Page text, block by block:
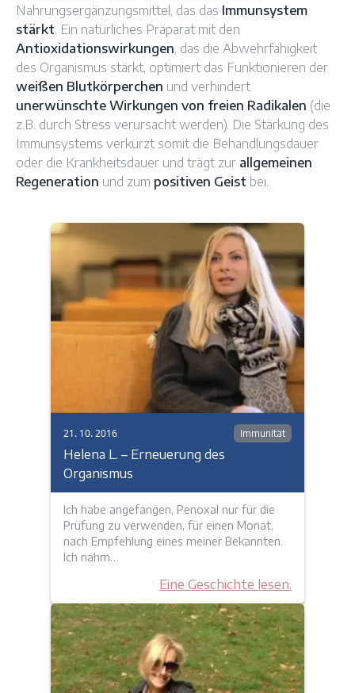
Nahrungsergänzungsmittel, das das Immunsystem
stärkt. Ein natürliches Präparat mit den
Antioxidationswirkungen, das die Abwehrfähigkeit
des Organismus stärkt, optimiert das Funktionieren der
weißen Blutkörperchen und verhindert
unerwünschte Wirkungen von freien Radikalen (die
z.B. durch Stress verursacht werden). Die Stärkung des
Immunsystems verkürzt somit die Behandlungsdauer
oder die Krankheitsdauer und trägt zur allgemeinen
Regeneration und zum positiven Geist bei.
21. 10. 2016 Immunität
Helena L. – Erneuerung des
Organismus
Ich habe angefangen, Penoxal nur für die
Prüfung zu verwenden, für einen Monat,
nach Empfehlung eines meiner Bekannten.
Ich nahm…
Eine Geschichte lesen.